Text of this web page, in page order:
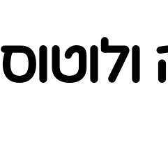
ולוטוס